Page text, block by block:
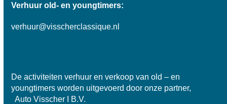
Verhuur old- en youngtimers:
verhuur@visscherclassique.nl
De activiteiten verhuur en verkoop van old – en
youngtimers worden uitgevoerd door onze partner,
Auto Visscher I B.V.